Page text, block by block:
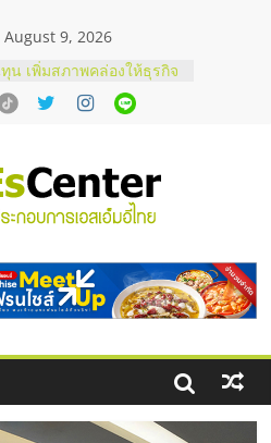
August 9, 2026
ในไทยที่ไหนดี?
ริการให้คุ้มค่าและตอบ
ลน์ โอกาสบริหารสถานี
Shell
แฟรนไชส์ยอนนี่
สียงคุณภาพสูง พร้อม
ภาพและเสียง